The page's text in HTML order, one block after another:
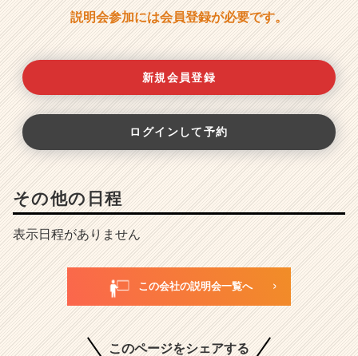
説明会参加には会員登録が必要です。
新規会員登録
ログインして予約
その他の日程
表示日程がありません
この会社の説明会一覧へ
このページをシェアする